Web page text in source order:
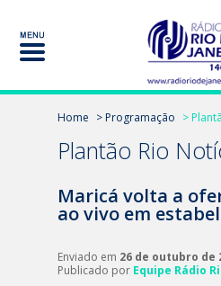
Home > Programação >
Plantão Rio
Maricá volta a
ao vivo em
Enviado em 26 de outubro de
Publicado por Equipe Rádio